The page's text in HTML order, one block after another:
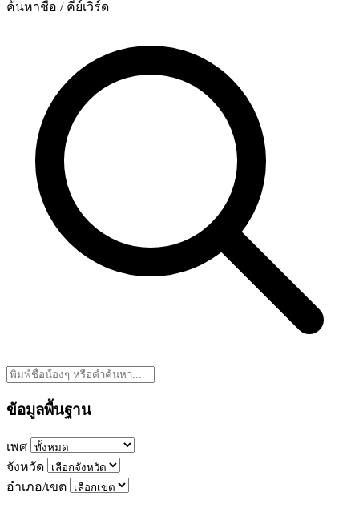
ค้นหาชื่อ / คีย์เวิร์ด
ข้อมูลพื้นฐาน
เพศ
จังหวัด
อำเภอ/เขต